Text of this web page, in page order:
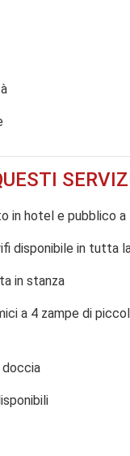
in hotel e pubblico
disponibile in tutta
in stanza
a 4 zampe di